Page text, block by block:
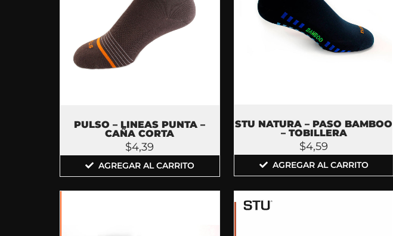
STU NATURA – PASO BAMBOO
– TOBILLERA
$4,59
AGREGAR AL CARRITO
PULSO – LINEAS PUNTA –
CAÑA CORTA
$4,39
AGREGAR AL CARRITO